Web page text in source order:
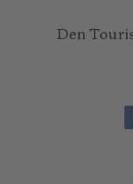
Den